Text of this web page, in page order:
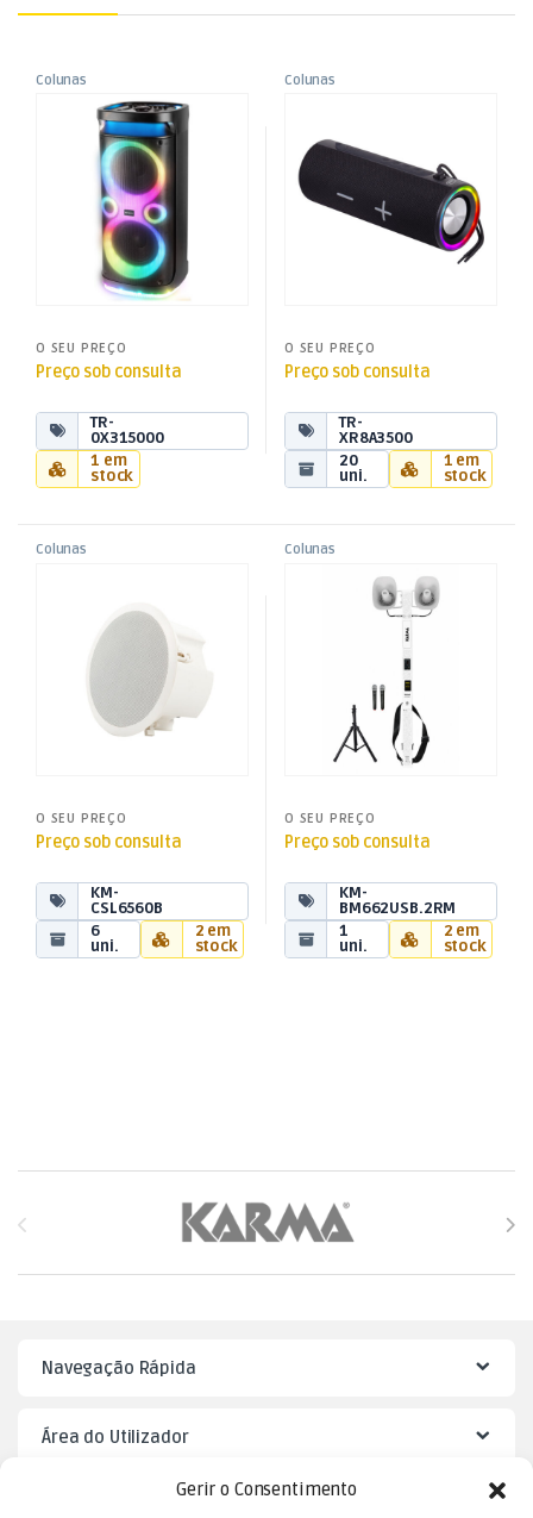
Gerir o Consentimento
Colunas
Colunas Portáteis
Som e Luz
Coluna Bluetooth Wi Fi
USB/MicroSD/AUX-IN/TWS –
O SEU PREÇO
Preço sob consulta
TR-
0X315000
1 em
stock
Colunas
O SEU PREÇO
Preço sob consulta
TR-
XR8A3500
20
uni.
1 em
stock
Colunas
O SEU PREÇO
Preço sob consulta
KM-
CSL6560B
6
uni.
2 em
stock
Colunas
Colunas Portáteis
Sistema Sonorização
Portátil 2 Microfones UHF / 2
O SEU PREÇO
Preço sob consulta
KM-
BM662USB.2RM
1
uni.
2 em
stock
Brands Carousel
Navegação Rápida
Área do Utilizador